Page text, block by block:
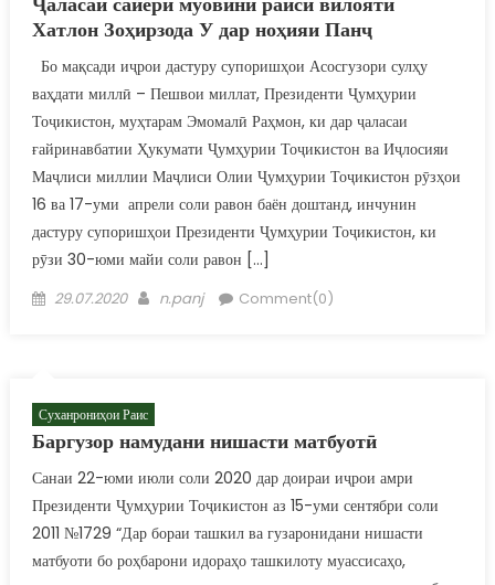
Хатлон Зоҳирзода У дар ноҳияи Панҷ
Бо мақсади иҷрои дастуру супоришҳои Асосгузори сулҳу
ваҳдати миллӣ – Пешвои миллат, Президенти Ҷумҳурии
Тоҷикистон, муҳтарам Эмомалӣ Раҳмон, ки дар ҷаласаи
ғайринавбатии Ҳукумати Ҷумҳурии Тоҷикистон ва Иҷлосияи
Маҷлиси миллии Маҷлиси Олии Ҷумҳурии Тоҷикистон рӯзҳои
16 ва 17-уми апрели соли равон баён доштанд, инчунин
дастуру супоришҳои Президенти Ҷумҳурии Тоҷикистон, ки
рӯзи 30-юми майи соли равон […]
Posted on
29.07.2020 Author
n.panj Comment(0)
Суханрониҳои Раис
Баргузор намудани нишасти матбуотӣ
Санаи 22-юми июли соли 2020 дар доираи иҷрои амри
Президенти Ҷумҳурии Тоҷикистон аз 15-уми сентябри соли
2011 №1729 “Дар бораи ташкил ва гузаронидани нишасти
матбуоти бо роҳбарони идораҳо ташкилоту муассисаҳо,